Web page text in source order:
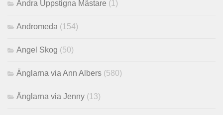
Andra Uppstigna Mästare (1)
Andromeda (154)
Angel Skog (50)
Änglarna via Ann Albers (580)
Änglarna via Jenny (13)